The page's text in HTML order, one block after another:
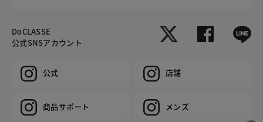
DoCLASSE
公式SNSアカウント
公式 店舗
商品サポート メンズ